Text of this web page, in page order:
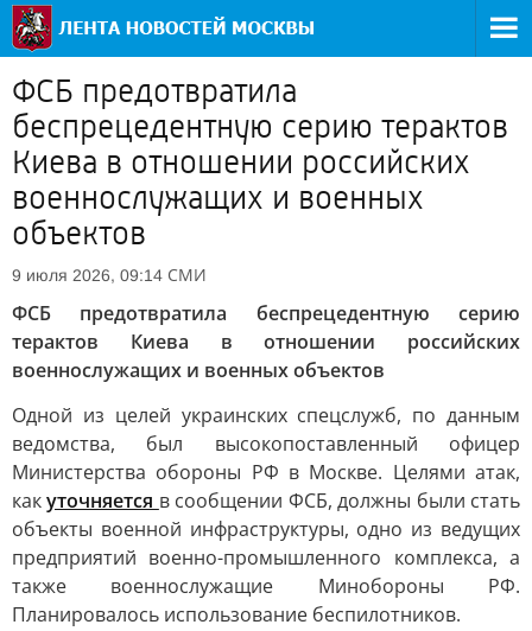
ФСБ предотвратила
беспрецедентную серию терактов
Киева в отношении российских
военнослужащих и военных
объектов
9 июля 2026, 09:14 СМИ
ФСБ предотвратила беспрецедентную серию
терактов Киева в отношении российских
военнослужащих и военных объектов
Одной из целей украинских спецслужб, по данным
ведомства, был высокопоставленный офицер
Министерства обороны РФ в Москве. Целями атак,
какуточняется в сообщении ФСБ, должны были стать
объекты военной инфраструктуры, одно из ведущих
предприятий военно-промышленного комплекса, а
также военнослужащие Минобороны РФ.
Планировалось использование беспилотников.